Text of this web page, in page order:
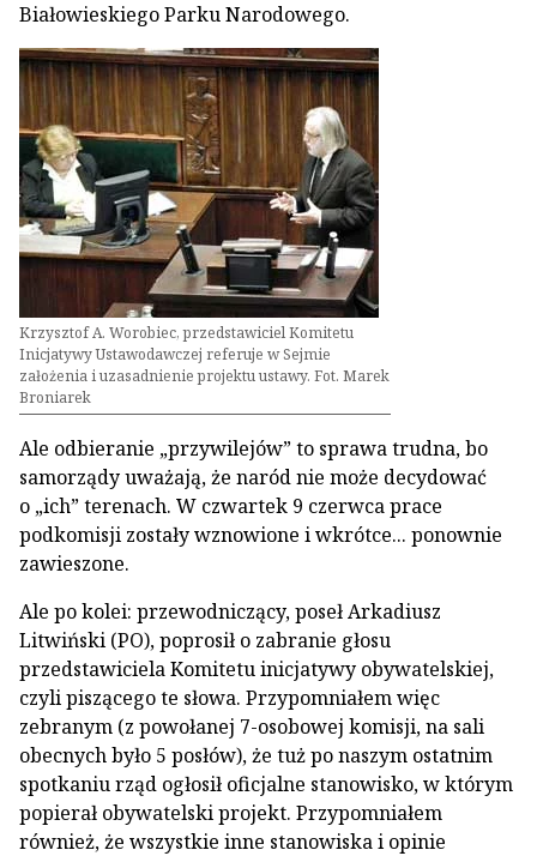
Białowieskiego Parku Narodowego.
Krzysztof A. Worobiec, przedstawiciel Komitetu
Inicjatywy Ustawodawczej referuje w Sejmie
założenia i uzasadnienie projektu ustawy. Fot. Marek
Broniarek
Ale odbieranie „przywilejów” to sprawa trudna, bo
samorządy uważają, że naród nie może decydować
o „ich” terenach. W czwartek 9 czerwca prace
podkomisji zostały wznowione i wkrótce... ponownie
zawieszone.
Ale po kolei: przewodniczący, poseł Arkadiusz
Litwiński (PO), poprosił o zabranie głosu
przedstawiciela Komitetu inicjatywy obywatelskiej,
czyli piszącego te słowa. Przypomniałem więc
zebranym (z powołanej 7-osobowej komisji, na sali
obecnych było 5 posłów), że tuż po naszym ostatnim
spotkaniu rząd ogłosił oficjalne stanowisko, w którym
popierał obywatelski projekt. Przypomniałem
również, że wszystkie inne stanowiska i opinie